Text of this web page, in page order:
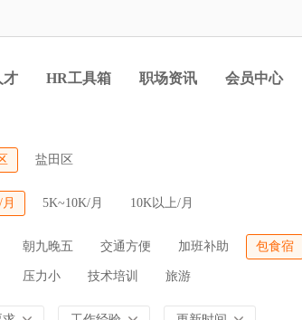
才 HR工具箱 职场资讯 会员中心
盐田区
5K~10K/月 10K以上/月
朝九晚五 交通方便 加班补助 包食宿
压力小 技术培训 旅游